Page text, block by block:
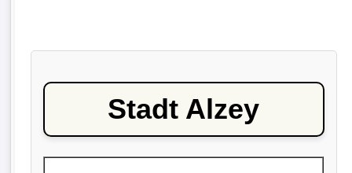
Stadt Alzey